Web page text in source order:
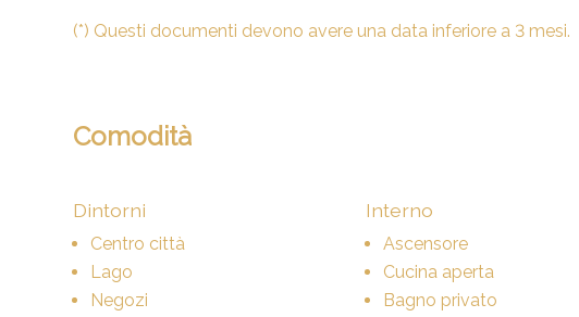
(*) Questi documenti devono avere una data inferiore a 3 mesi.
Comodità
Dintorni
Centro città
Lago
Negozi
Interno
Ascensore
Cucina aperta
Bagno privato